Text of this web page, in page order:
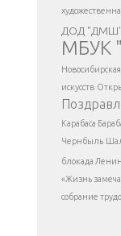
ДОД "ДМШ"
МБУК
искусств
Карабаса
Чернбыль
блокада
«Жизнь
собрание